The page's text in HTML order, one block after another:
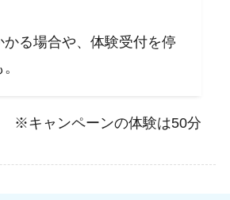
る場合や、体験受付を停
※キャンペーンの体験は50分